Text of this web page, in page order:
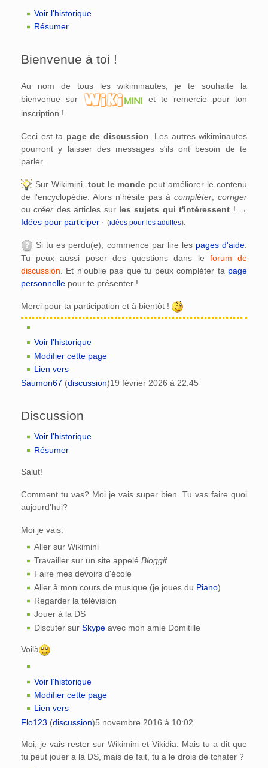
Voir l’historique
Résumer
Bienvenue à toi !
Au nom de tous les wikiminautes, je te souhaite la
bienvenue sur
et te remercie pour ton
inscription !
Ceci est ta page de discussion. Les autres wikiminautes
pourront y laisser des messages s'ils ont besoin de te
parler.
Sur Wikimini, tout le monde peut améliorer le contenu
de l'encyclopédie. Alors n'hésite pas à compléter, corriger
oucréer des articles sur les sujets qui t'intéressent ! →
Idées pour participer · (idées pour les adultes).
Si tu es perdu(e), commence par lire les pages d'aide.
Tu peux aussi poser des questions dans le forum de
discussion . Et n'oublie pas que tu peux compléter ta page
personnelle pour te présenter !
Merci pour ta participation et à bientôt !
Voir l’historique
Modifier cette page
Lien vers
Saumon67 (discussion)19 février 2026 à 22:45
Discussion
Voir l’historique
Résumer
Salut!
Comment tu vas? Moi je vais super bien. Tu vas faire quoi
aujourd'hui?
Moi je vais:
Aller sur Wikimini
Travailler sur un site appeléBloggif
Faire mes devoirs d'école
Aller à mon cours de musique (je joues du Piano)
Regarder la télévision
Jouer à la DS
Discuter surSkype avec mon amie Domitille
Voilà
Voir l’historique
Modifier cette page
Lien vers
Flo123 (discussion)5 novembre 2016 à 10:02
Moi, je vais rester sur Wikimini et Vikidia. Mais tu a dit que
tu peut jouer a la DS, mais de fait, tu a le drois de tchater ?